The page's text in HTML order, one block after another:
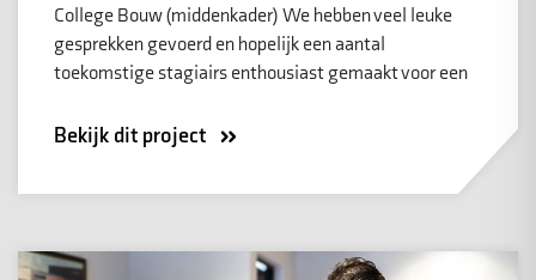
College Bouw (middenkader) We hebben veel leuke
gesprekken gevoerd en hopelijk een aantal
toekomstige stagiairs enthousiast gemaakt voor een
Bekijk dit project